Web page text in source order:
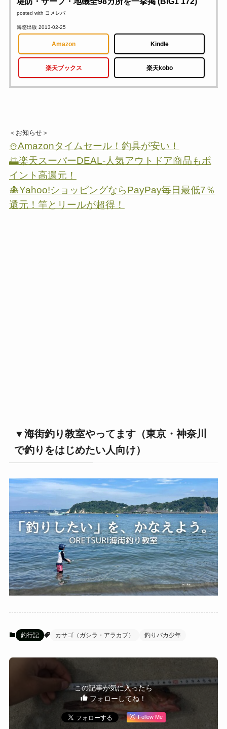
posted with ヨメレバ
海悠出版 2013-02-25
Amazon Kindle
楽天ブックス 楽天kobo
＜お知らせ＞
⛄Amazonタイムセール！釣具が安い！
🌅楽天スーパーDEAL-人気アウトドア商品もポ
イント高還元！
🐙Yahoo!ショッピングならPayPay毎日最低7％
還元！竿とリールが超得！
▼海街釣り教室やってます（東京・神奈川
で釣りをはじめたい人向け）
釣行記 カサゴ（ガシラ・アラカブ） 釣りバカ少年
この記事が気に入ったら
フォローしてね！
Follow Me